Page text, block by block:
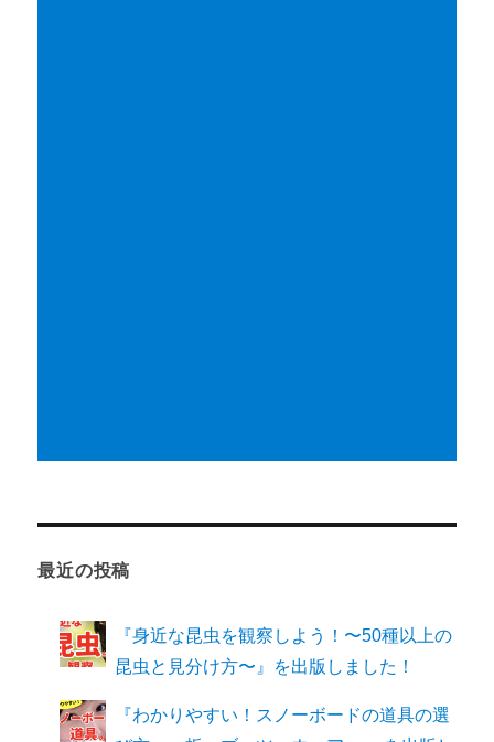
最近の投稿
『身近な昆虫を観察しよう！〜50種以上の
昆虫と見分け方〜』を出版しました！
『わかりやすい！スノーボードの道具の選